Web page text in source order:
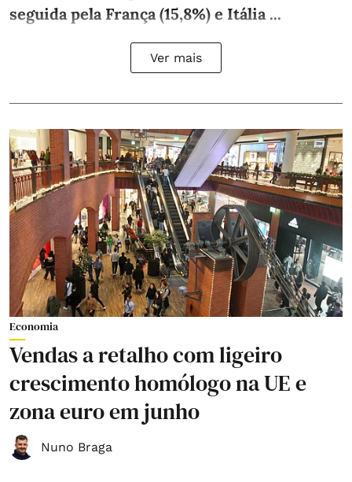
seguida pela França (15,8%) e Itália ...
Ver mais
Economia
Vendas a retalho com ligeiro
crescimento homólogo na UE e
zona euro em junho
Nuno Braga